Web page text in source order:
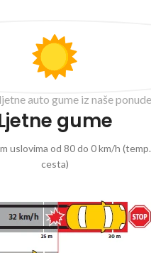
auto gume iz naše ponude
gume
uslovima od 80 do 0 km/h
cesta)